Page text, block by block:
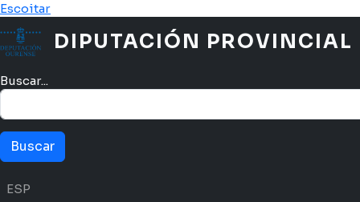
Pasar al contenido principal
Escoitar
DIPUTACIÓN PROVINCIAL
Buscar...
Menú idioma
ESP